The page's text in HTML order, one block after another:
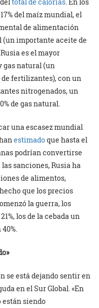
del maíz mundial, el
de alimentación
(un importante aceite de
es el mayor
natural (un
fertilizantes), con un
nitrogenados, un
de gas natural.
una escasez mundial
estimadoque hasta el
podrían convertirse
sanciones, Rusia ha
de alimentos,
que los precios
la guerra, los
los de la cebada un
se está dejando sentir en
en el Sur Global. «En
están siendo